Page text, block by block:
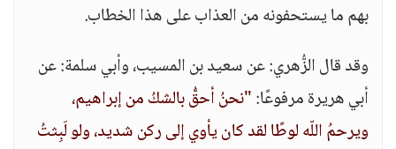
بهم ما يستحفونه من العذاب على هذا الخطاب.
وقد قال الزُّهري: عن سعيد بن المسيب، وأبي سلمة: عن
أبي هريرة مرفوعًا:"نحنُ أحقُّ بالشكُ من إبراهيم،
ويرحمُ اللّه لوطًا لقد كان يأوي إلى ركن شديد، ولو لَبِثتُ